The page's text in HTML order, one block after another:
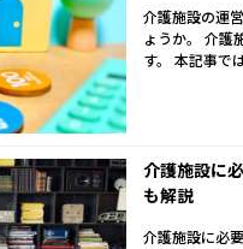
介護施設の運
ょうか。 介護
す。 本記事で
介護施設に
も解説
介護施設に必